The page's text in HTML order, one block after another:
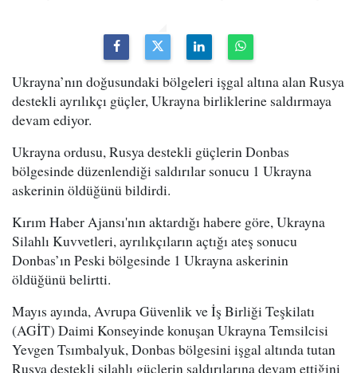
Ukrayna’nın doğusundaki bölgeleri işgal altına alan Rusya
destekli ayrılıkçı güçler, Ukrayna birliklerine saldırmaya
devam ediyor.
Ukrayna ordusu, Rusya destekli güçlerin Donbas
bölgesinde düzenlendiği saldırılar sonucu 1 Ukrayna
askerinin öldüğünü bildirdi.
Kırım Haber Ajansı'nın aktardığı habere göre, Ukrayna
Silahlı Kuvvetleri, ayrılıkçıların açtığı ateş sonucu
Donbas’ın Peski bölgesinde 1 Ukrayna askerinin
öldüğünü belirtti.
Mayıs ayında, Avrupa Güvenlik ve İş Birliği Teşkilatı
(AGİT) Daimi Konseyinde konuşan Ukrayna Temsilcisi
Yevgen Tsımbalyuk, Donbas bölgesini işgal altında tutan
Rusya destekli silahlı güçlerin saldırılarına devam ettiğini